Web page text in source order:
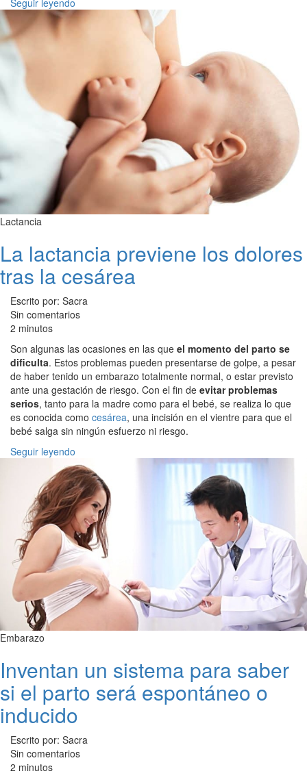
Seguir leyendo
Lactancia
La lactancia previene los dolores
tras la cesárea
Escrito por: Sacra
Sin comentarios
2 minutos
Son algunas las ocasiones en las que el momento del parto se
dificulta. Estos problemas pueden presentarse de golpe, a pesar
de haber tenido un embarazo totalmente normal, o estar previsto
ante una gestación de riesgo. Con el fin de evitar problemas
serios, tanto para la madre como para el bebé, se realiza lo que
es conocida como cesárea, una incisión en el vientre para que el
bebé salga sin ningún esfuerzo ni riesgo.
Seguir leyendo
Embarazo
Inventan un sistema para saber
si el parto será espontáneo o
inducido
Escrito por: Sacra
Sin comentarios
2 minutos